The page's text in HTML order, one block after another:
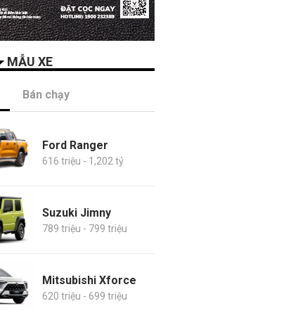
MẪU XE
Bán chạy
Ford Ranger
616 triệu - 1,202 tỷ
Suzuki Jimny
789 triệu - 799 triệu
Mitsubishi Xforce
620 triệu - 699 triệu